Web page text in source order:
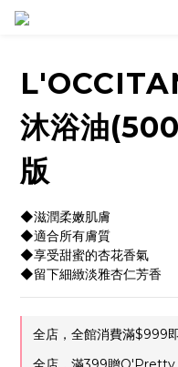
沐浴油
版
◆滋潤柔嫩肌膚
◆適合所有膚質
◆享受甜蜜的杏花香氣
◆留下細緻淡雅杏仁芳香
全店，全館消費滿$999